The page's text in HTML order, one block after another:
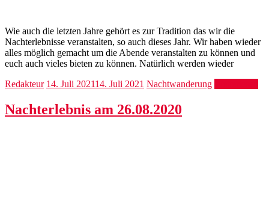
Wie auch die letzten Jahre gehört es zur Tradition das wir die
Nachterlebnisse veranstalten, so auch dieses Jahr. Wir haben wieder
alles möglich gemacht um die Abende veranstalten zu können und
euch auch vieles bieten zu können. Natürlich werden wieder
Redakteur 14. Juli 202114. Juli 2021 Nachtwanderung
Nachterlebnis am 26.08.2020